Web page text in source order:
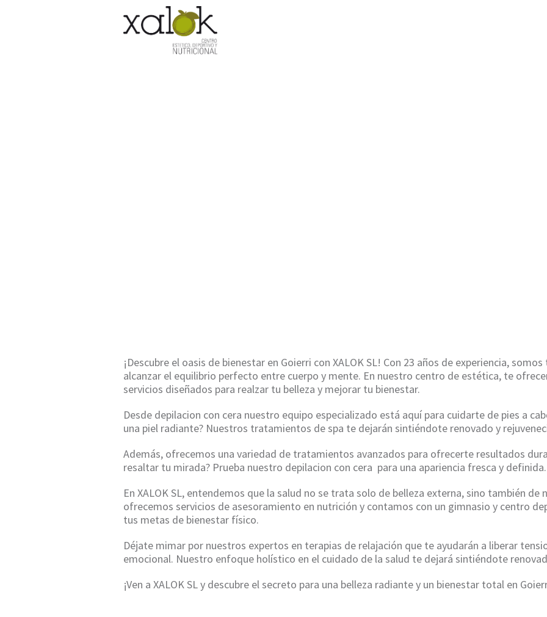
¡Descubre el oasis de bienestar en Goierri con XALOK SL! Con 23 años de experiencia,
alcanzar el equilibrio perfecto entre cuerpo y mente. En nuestro centro de estética, te
servicios diseñados para realzar tu belleza y mejorar tu bienestar.
Desde depilacion con cera nuestro equipo especializado está aquí para cuidarte de pies a
una piel radiante? Nuestros tratamientos de spa te dejarán sintiéndote renovado y
Además, ofrecemos una variedad de tratamientos avanzados para ofrecerte resultados
resaltar tu mirada? Prueba nuestro depilacion con cera para una apariencia fresca y definida.
En XALOK SL, entendemos que la salud no se trata solo de belleza externa, sino también
ofrecemos servicios de asesoramiento en nutrición y contamos con un gimnasio y centro
tus metas de bienestar físico.
Déjate mimar por nuestros expertos en terapias de relajación que te ayudarán a liberar
emocional. Nuestro enfoque holístico en el cuidado de la salud te dejará sintiéndote
¡Ven a XALOK SL y descubre el secreto para una belleza radiante y un bienestar total en